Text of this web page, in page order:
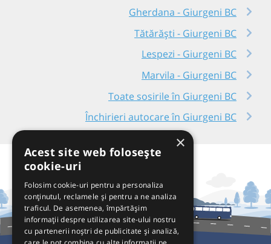
Gherdana - Giurgeni BC
Tătărăști - Giurgeni BC
Lespezi - Giurgeni BC
Marvila - Giurgeni BC
Toate sosirile în Giurgeni BC
Închirieri autocare în Giurgeni BC
×
Acest site web folosește
cookie-uri
Folosim cookie-uri pentru a personaliza
conținutul, reclamele și pentru a ne analiza
traficul. De asemenea, împărtășim
informații despre utilizarea site-ului nostru
cu partenerii noștri de publicitate și analiză,